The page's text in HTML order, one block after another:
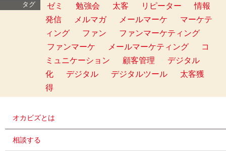
タグ ゼミ 勉強会 太客 リピーター
情報
発信
メルマガ メールマーケ
マーケテ
ィング
ファン
ファンマーケティング
ファンマーケ
メールマーケティング
コ
ミュニケーション
顧客管理
デジタル
化
デジタル デジタルツール
太客獲
得
オカビズとは
相談する